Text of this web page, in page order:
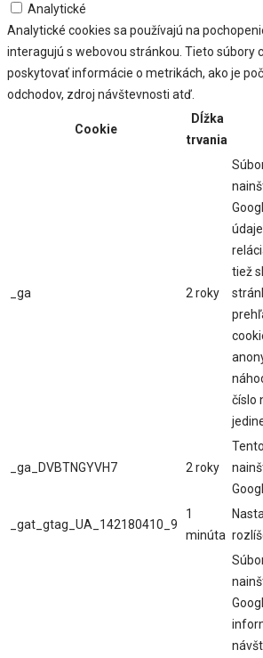
Analytické
Analytické cookies sa používajú na
interagujú s webovou stránkou. Tieto súbory
poskytovať informácie o metrikách, ako je
odchodov, zdroj návštevnosti atď.
Cookie
Dĺžka
trvania
_ga 2 roky
tiež
číslo
_ga_DVBTNGYVH7 2 roky
_gat_gtag_UA_142180410_9
1
minúta